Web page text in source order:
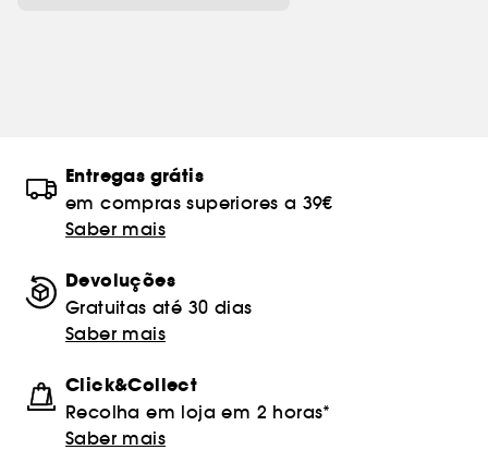
Entregas grátis
em compras superiores a 39€
Saber mais
Devoluções
Gratuitas até 30 dias
Saber mais
Click&Collect
Recolha em loja em 2 horas*
Saber mais